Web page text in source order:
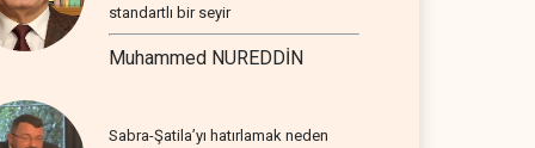
standartlı bir seyir
Muhammed NUREDDİN
Sabra-Şatila’yı hatırlamak neden